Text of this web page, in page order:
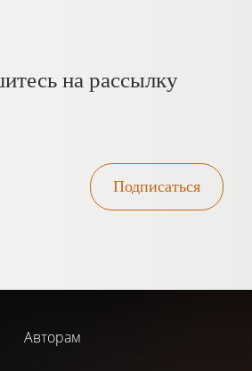
на рассылку
Подписаться
Авторам